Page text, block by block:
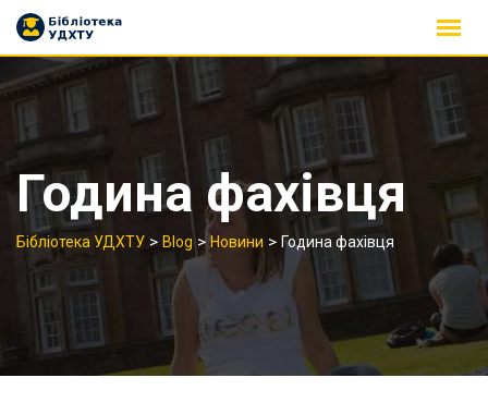
Skip
content
Година фахівця
Бібліотека УДХТУ > Blog >Новини > Година фахівця